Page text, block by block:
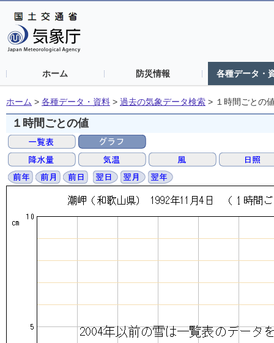
ホーム 防災情報 各種データ・
ホーム > 各種データ・資料 > 過去の気象データ検索 > １時間ごとの
１時間ごとの値